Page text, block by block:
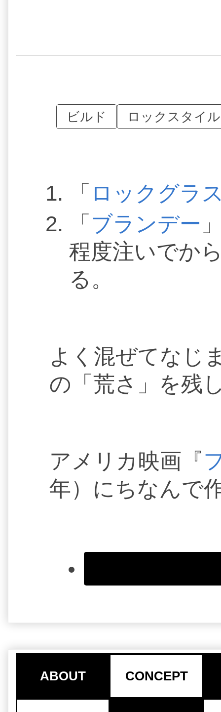
ビルド ロックスタイル
「 ロックグラ
「 ブランデー
程度注いでか
る。
よく混ぜてなじ
の「荒さ」を残
アメリカ映画『
年）にちなんで
ABOUT CONCEPT